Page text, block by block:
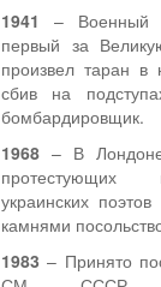
1941 – Военный
первый за
произвел таран
сбив на
бомбардировщик.
1968– В Лондоне
протестующих
украинских
камнями
1983 – Принято